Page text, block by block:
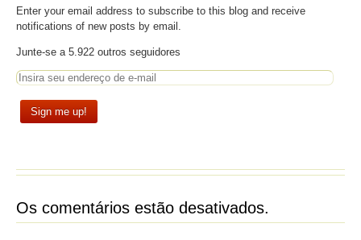
Enter your email address to subscribe to this blog and receive
notifications of new posts by email.
Junte-se a 5.922 outros seguidores
Os comentários estão desativados.